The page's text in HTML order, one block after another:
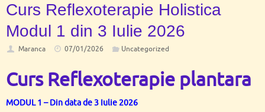
Curs Reflexoterapie Holistica
Modul 1 din 3 Iulie 2026
Maranca 07/01/2026 Uncategorized
Curs Reflexoterapie plantara
MODUL 1 – Din data de 3 Iulie 2026